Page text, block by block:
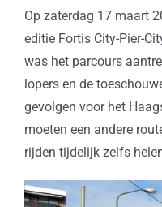
Op zaterdag 17 maart
editie Fortis City-Pier-
was het parcours
lopers en de
gevolgen voor het
moeten een andere
rijden tijdelijk zelfs